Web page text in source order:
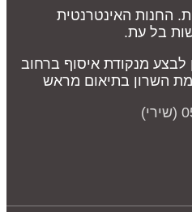
החנות האינטרנטית
בל עת.
לבצע מנקודת איסוף ברחוב
השרון בתיאום מראש